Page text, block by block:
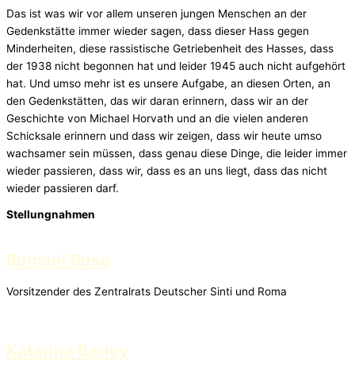
Das ist was wir vor allem unseren jungen Menschen an der
Gedenkstätte immer wieder sagen, dass dieser Hass gegen
Minderheiten, diese rassistische Getriebenheit des Hasses, dass
der 1938 nicht begonnen hat und leider 1945 auch nicht aufgehört
hat. Und umso mehr ist es unsere Aufgabe, an diesen Orten, an
den Gedenkstätten, das wir daran erinnern, dass wir an der
Geschichte von Michael Horvath und an die vielen anderen
Schicksale erinnern und dass wir zeigen, dass wir heute umso
wachsamer sein müssen, dass genau diese Dinge, die leider immer
wieder passieren, dass wir, dass es an uns liegt, dass das nicht
wieder passieren darf.
Stellungnahmen
Romani Rose
Vorsitzender des Zentralrats Deutscher Sinti und Roma
Katarina Barley